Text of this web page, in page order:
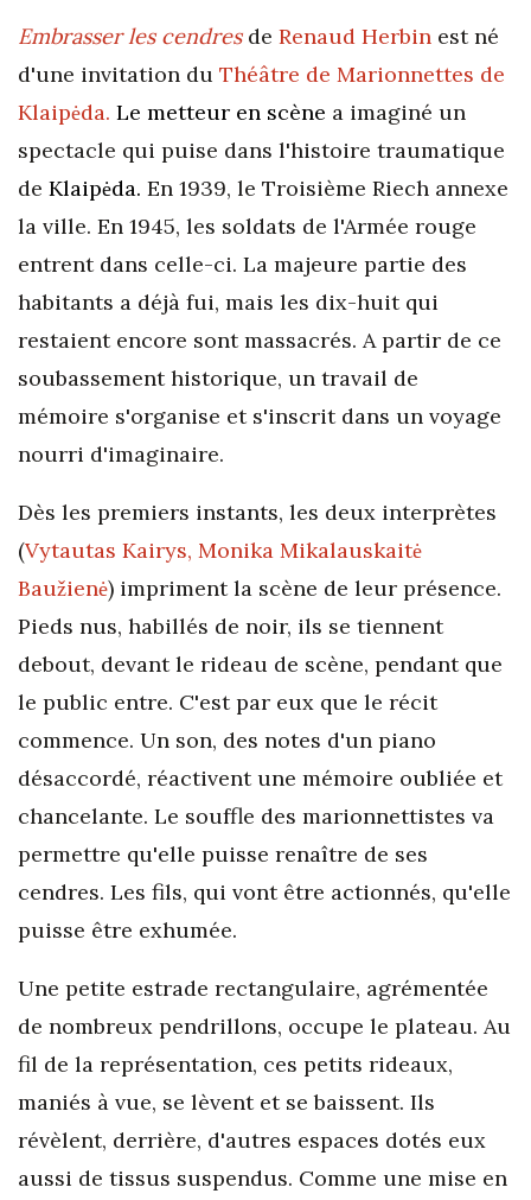
Embrasser les cendresde Renaud Herbin est né
d'une invitation du Théâtre de Marionnettes de
Klaipėda. Le metteur en scène a imaginé un
spectacle qui puise dans l'histoire traumatique
de Klaipėda. En 1939, le Troisième Riech annexe
la ville. En 1945, les soldats de l'Armée rouge
entrent dans celle-ci. La majeure partie des
habitants a déjà fui, mais les dix-huit qui
restaient encore sont massacrés. A partir de ce
soubassement historique, un travail de
mémoire s'organise et s'inscrit dans un voyage
nourri d'imaginaire.
Dès les premiers instants, les deux interprètes
(Vytautas Kairys, Monika Mikalauskaitė
Baužienė) impriment la scène de leur présence.
Pieds nus, habillés de noir, ils se tiennent
debout, devant le rideau de scène, pendant que
le public entre. C'est par eux que le récit
commence. Un son, des notes d'un piano
désaccordé, réactivent une mémoire oubliée et
chancelante. Le souffle des marionnettistes va
permettre qu'elle puisse renaître de ses
cendres. Les fils, qui vont être actionnés, qu'elle
puisse être exhumée.
Une petite estrade rectangulaire, agrémentée
de nombreux pendrillons, occupe le plateau. Au
fil de la représentation, ces petits rideaux,
maniés à vue, se lèvent et se baissent. Ils
révèlent, derrière, d'autres espaces dotés eux
aussi de tissus suspendus. Comme une mise en